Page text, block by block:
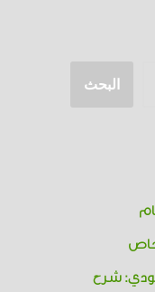
البحث
شرح